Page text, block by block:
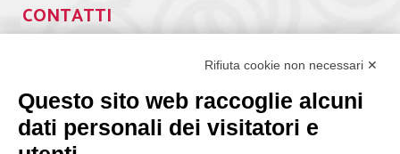
CONTATTI
segreteria@lps.coop
Rifiuta cookie non necessari ✕
Questo sito web raccoglie alcuni
dati personali dei visitatori e